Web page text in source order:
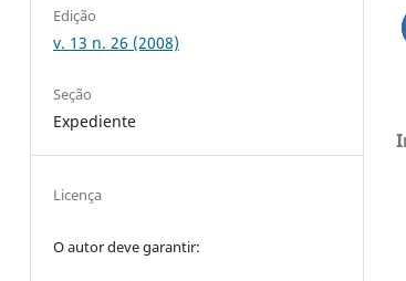
Edição
v. 13 n. 26 (2008)
Seção
Expediente
Licença
O autor deve garantir: